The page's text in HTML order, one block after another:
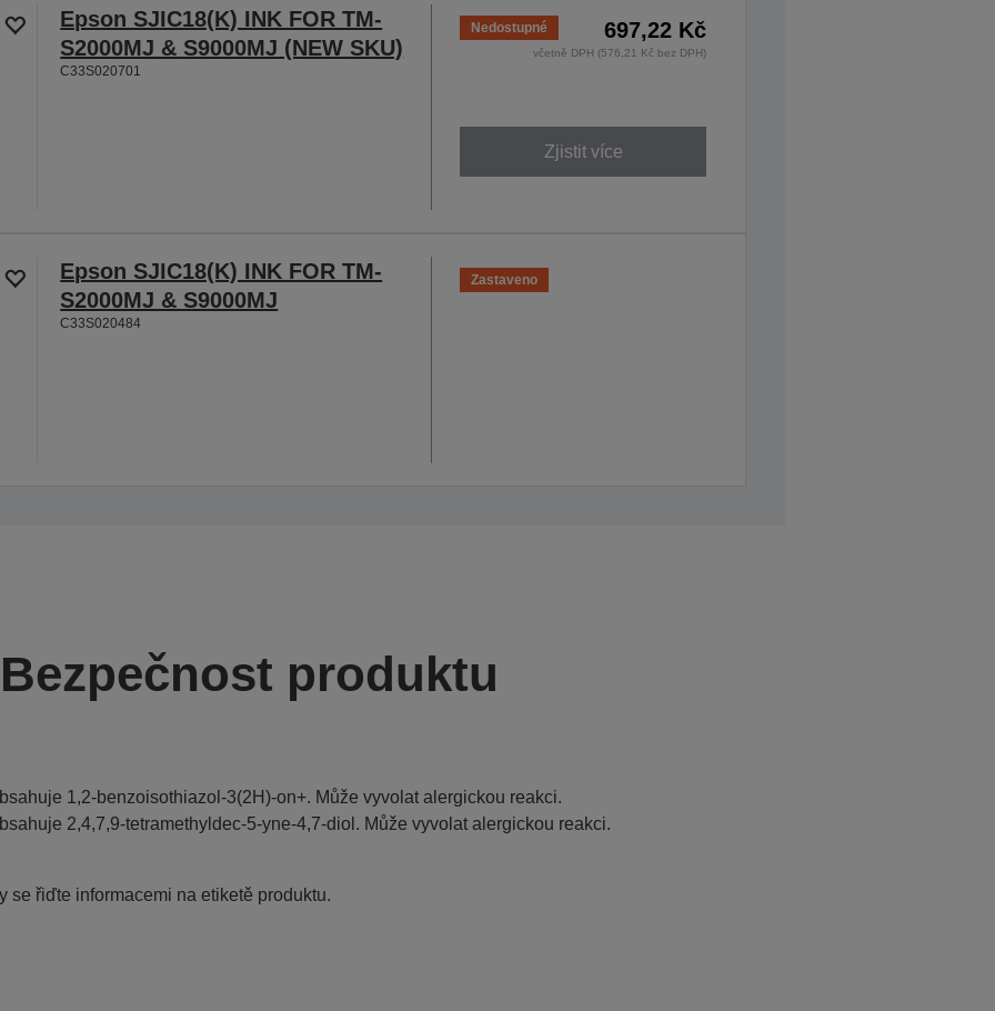
Epson SJIC18(K) INK FOR TM-
S2000MJ & S9000MJ (NEW SKU)
C33S020701
Nedostupné 697,22 Kč
včetně DPH (576,21 Kč bez DPH)
Zjistit více
Epson SJIC18(K) INK FOR TM-
S2000MJ & S9000MJ
C33S020484
Zastaveno
Bezpečnost produktu
1,2-benzoisothiazol-3(2H)-on+. Může vyvolat alergickou reakci.
2,4,7,9-tetramethyldec-5-yne-4,7-diol. Může vyvolat alergickou reakci.
se řiďte informacemi na etiketě produktu.